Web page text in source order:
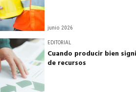
junio 2026
EDITORIAL
Cuando producir bien
de recursos